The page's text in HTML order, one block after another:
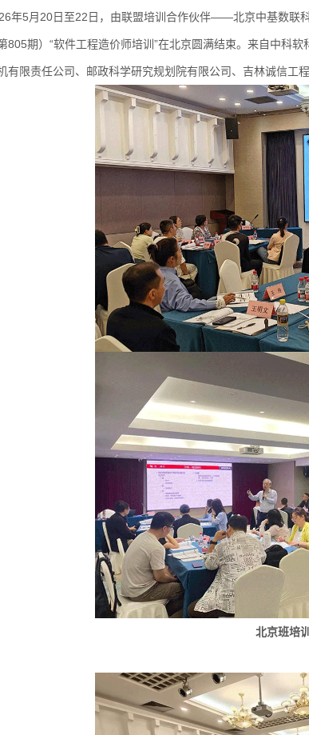
5月20日至22日，由联盟培训合作伙伴——北京中基数联科
805期）“软件工程造价师培训”在北京圆满结束。来自中科
有限责任公司、邮政科学研究规划院有限公司、吉林诚信工
北京班培